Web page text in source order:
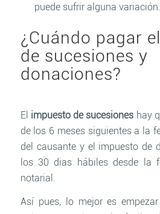
puede sufrir alguna variación.
¿Cuándo pagar
de sucesiones y
donaciones?
El impuesto de sucesiones hay
de los 6 meses siguientes a la
del causante y el impuesto de
los 30 dias hábiles desde la
notarial.
Así pues, lo mejor es